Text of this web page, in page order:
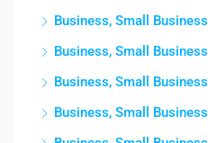
Business, Small Business
Business, Small Business
Business, Small Business
Business, Small Business